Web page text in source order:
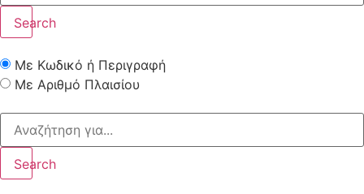
Search
Με Κωδικό ή Περιγραφή
Με Αριθμό Πλαισίου
Search